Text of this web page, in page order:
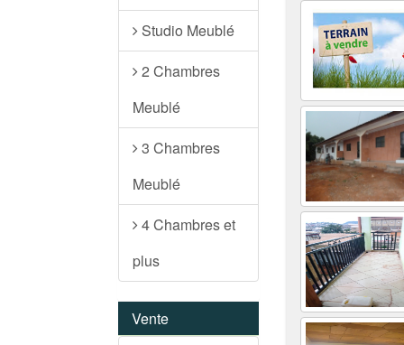
Studio Meublé
2 Chambres
Meublé
3 Chambres
Meublé
4 Chambres et
plus
Vente